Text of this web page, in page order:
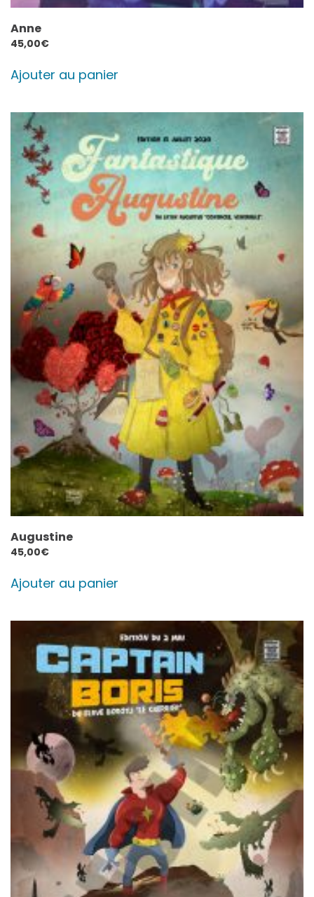
Anne
45,00€
Ajouter au panier
Augustine
45,00€
Ajouter au panier